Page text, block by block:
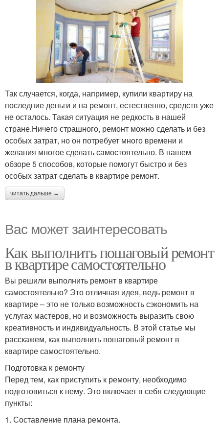
Так случается, когда, например, купили квартиру на
последние деньги и на ремонт, естественно, средств уже
не осталось. Такая ситуация не редкость в нашей
стране.Ничего страшного, ремонт можно сделать и без
особых затрат, но он потребует много времени и
желания многое сделать самостоятельно. В нашем
обзоре 5 способов, которые помогут быстро и без
особых затрат сделать в квартире ремонт.
читать дальше →
Вас может заинтересовать
Как выполнить пошаговый ремонт
в квартире самостоятельно
Вы решили выполнить ремонт в квартире
самостоятельно? Это отличная идея, ведь ремонт в
квартире – это не только возможность сэкономить на
услугах мастеров, но и возможность выразить свою
креативность и индивидуальность. В этой статье мы
расскажем, как выполнить пошаговый ремонт в
квартире самостоятельно.
Подготовка к ремонту
Перед тем, как приступить к ремонту, необходимо
подготовиться к нему. Это включает в себя следующие
пункты:
1. Составление плана ремонта.